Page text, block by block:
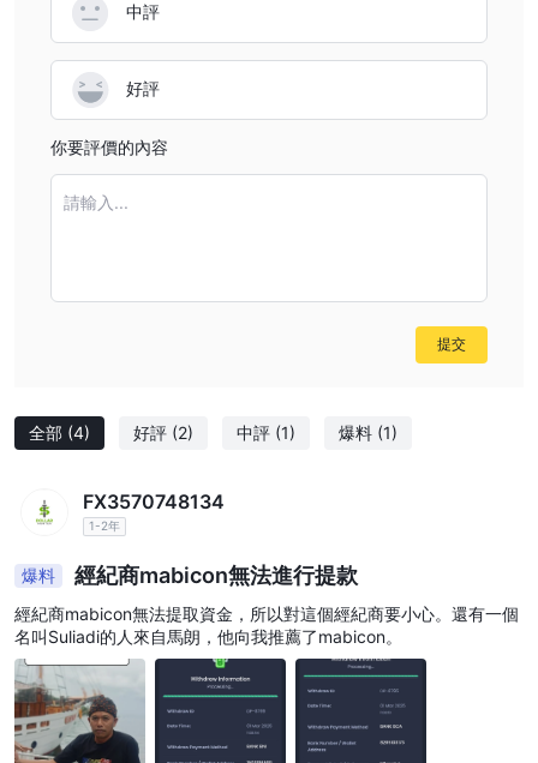
全部 (4) 好評 (2) 中評 (1) 爆料 (1)
FX3570748134
1-2年
爆料 經紀商mabicon無法進行提款
經紀商mabicon無法提取資金，所以對這個經紀商要小心。還有一個
名叫Suliadi的人來自馬朗，他向我推薦了mabicon。
中評
好評
你要評價的內容
請輸入...
提交